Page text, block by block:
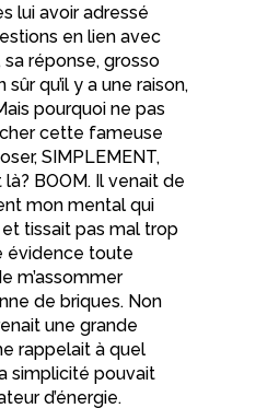
lui avoir adressé
en lien avec
réponse, grosso
qu’il y a une raison,
pourquoi ne pas
cette fameuse
SIMPLEMENT,
BOOM. Il venait de
mon mental qui
tissait pas mal trop
évidence toute
m’assommer
de briques. Non
une grande
rappelait à quel
simplicité pouvait
d’énergie.